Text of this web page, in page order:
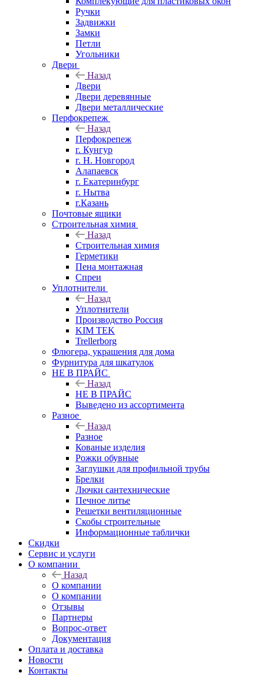
Ручки
Задвижки
Замки
Петли
Угольники
Двери
Назад
Двери
Двери деревянные
Двери металлические
Перфокрепеж
Назад
Перфокрепеж
г. Кунгур
г. Н. Новгород
Алапаевск
г. Екатеринбург
г. Нытва
г.Казань
Почтовые ящики
Строительная химия
Назад
Строительная химия
Герметики
Пена монтажная
Спреи
Уплотнители
Назад
Уплотнители
Производство Россия
KIM TEK
Trellerborg
Флюгера, украшения для дома
Фурнитура для шкатулок
НЕ В ПРАЙС
Назад
НЕ В ПРАЙС
Выведено из ассортимента
Разное
Назад
Разное
Кованые изделия
Рожки обувные
Заглушки для профильной трубы
Брелки
Лючки сантехнические
Печное литье
Решетки вентиляционные
Скобы строительные
Информационные таблички
Скидки
Сервис и услуги
О компании
Назад
О компании
О компании
Отзывы
Партнеры
Вопрос-ответ
Документация
Оплата и доставка
Новости
Контакты